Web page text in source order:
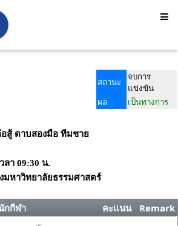
สถานะ
จบการ
แข่งขัน
ผล
เป็นทางการ
สู้ ดาบสองมือ ทีมชาย
ลา 09:30 น.
มหาวิทยาลัยธรรมศาสตร์
กกีฬา คะแนน Remark